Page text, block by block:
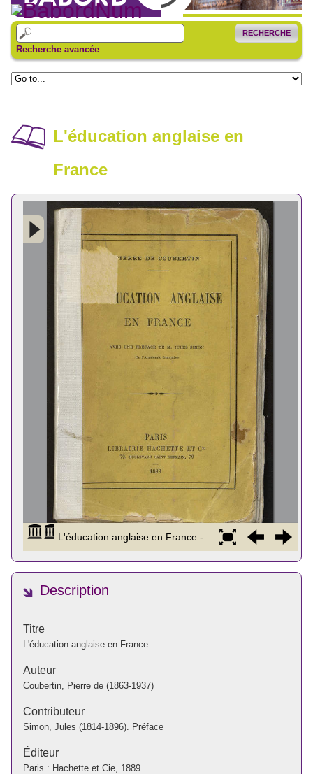
RECHERCHE
Recherche avancée
L'éducation anglaise en
France
Description
Titre
L'éducation anglaise en France
Auteur
Coubertin, Pierre de (1863-1937)
Contributeur
Simon, Jules (1814-1896). Préface
Éditeur
Paris : Hachette et Cie, 1889